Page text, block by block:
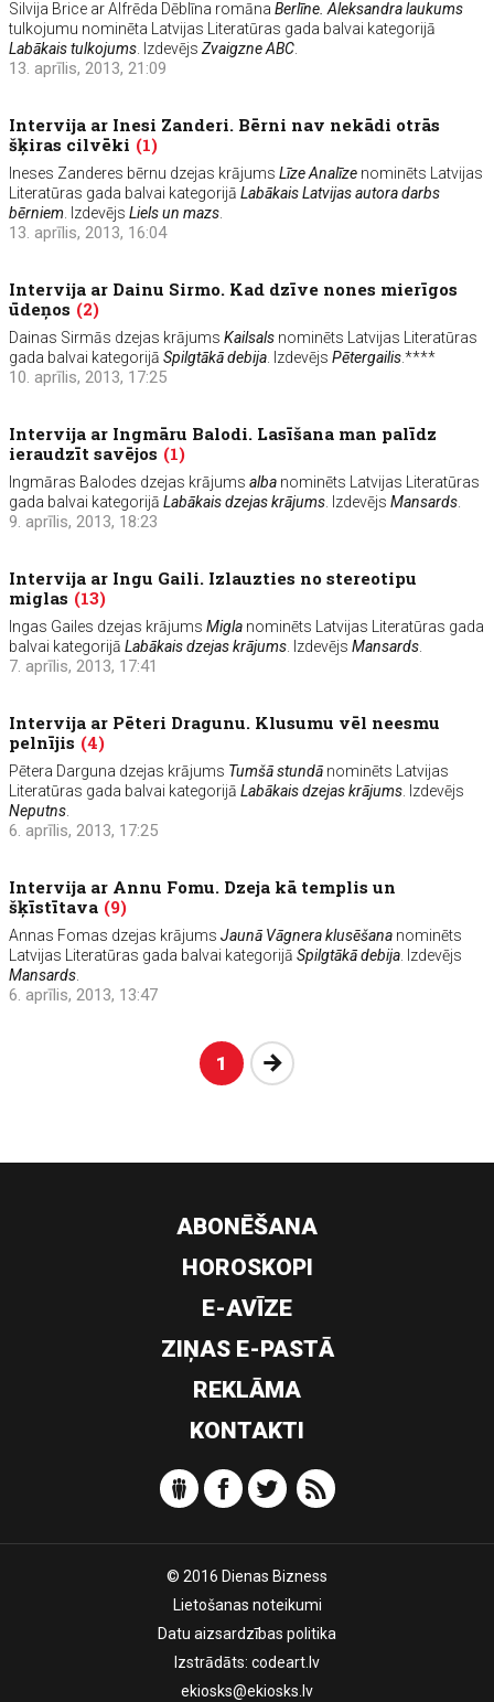
Silvija Brice ar Alfrēda Dēblīna romānaBerlīne. Aleksandra laukums
tulkojumu nominēta Latvijas Literatūras gada balvai kategorijā
Labākais tulkojums . IzdevējsZvaigzne ABC
13. aprīlis, 2013, 21:09
Intervija ar Inesi Zanderi. Bērni nav nekādi otrās
šķiras cilvēki (1)
Ineses Zanderes bērnu dzejas krājumsLīze Analīze nominēts Latvijas
Literatūras gada balvai kategorijāLabākais Latvijas autora darbs
bērniem . IzdevējsLiels un mazs
13. aprīlis, 2013, 16:04
Intervija ar Dainu Sirmo. Kad dzīve nones mierīgos
ūdeņos (2)
Dainas Sirmās dzejas krājumsKailsals nominēts Latvijas Literatūras
gada balvai kategorijāSpilgtākā debija . IzdevējsPētergailis.****
10. aprīlis, 2013, 17:25
Intervija ar Ingmāru Balodi. Lasīšana man palīdz
ieraudzīt savējos (1)
Ingmāras Balodes dzejas krājumsalba nominēts Latvijas Literatūras
gada balvai kategorijāLabākais dzejas krājums . IzdevējsMansards
9. aprīlis, 2013, 18:23
Intervija ar Ingu Gaili. Izlauzties no stereotipu
miglas (13)
Ingas Gailes dzejas krājumsMigla nominēts Latvijas Literatūras gada
balvai kategorijāLabākais dzejas krājums . IzdevējsMansards
7. aprīlis, 2013, 17:41
Intervija ar Pēteri Dragunu. Klusumu vēl neesmu
pelnījis (4)
Pētera Darguna dzejas krājums Tumšā stundā nominēts Latvijas
Literatūras gada balvai kategorijāLabākais dzejas krājums . Izdevējs
Neputns
6. aprīlis, 2013, 17:25
Intervija ar Annu Fomu. Dzeja kā templis un
šķīstītava (9)
Annas Fomas dzejas krājumsJaunā Vāgnera klusēšana nominēts
Latvijas Literatūras gada balvai kategorijāSpilgtākā debija . Izdevējs
Mansards
6. aprīlis, 2013, 13:47
1 Nākošā
ABONĒŠANA
HOROSKOPI
E-AVĪZE
ZIŅAS E-PASTĀ
REKLĀMA
KONTAKTI
© 2016 Dienas Bizness
Lietošanas noteikumi
Datu aizsardzības politika
Izstrādāts: codeart.lv
ekiosks@ekiosks.lv